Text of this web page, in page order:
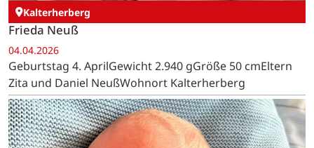
Kalterherberg
Frieda Neuß
04.04.2026
Geburtstag 4. AprilGewicht 2.940 gGröße 50 cmEltern
Zita und Daniel NeußWohnort Kalterherberg